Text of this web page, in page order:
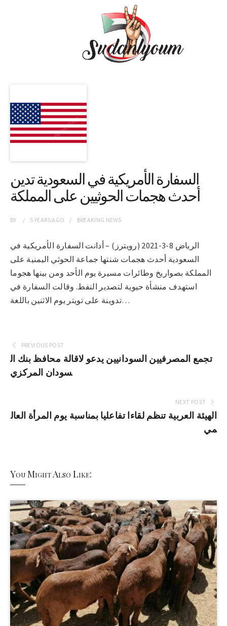
السفارة الأمريكية في السعودية تدين
أحدث هجمات الحوثيين على المملكة
BY 5 YEARSAGO BREAKING NEWS
الرياض 8-3-2021 (رويترز) – أدانت السفارة الأمريكية في
السعودية أحدث هجمات شنتها جماعة الحوثي اليمنية على
المملكة بصواريخ وطائرات مسيرة يوم الأحد ومن بينها هجوما
استهدف منشأة حيوية لتصدير النفط. وقالت السفارة في
تدوينة على تويتر يوم الاثنين باللغة…
PREVIOUS POST
تجمع المصرفيين السودانيين يدعو لاقالة محافظ بنك ال
سودان المركزي
NEXT POST
الهيئة العربية تنظم لقاءا تفاعليا بمناسبة يوم المرأة العال
مي
You Might Also Like: